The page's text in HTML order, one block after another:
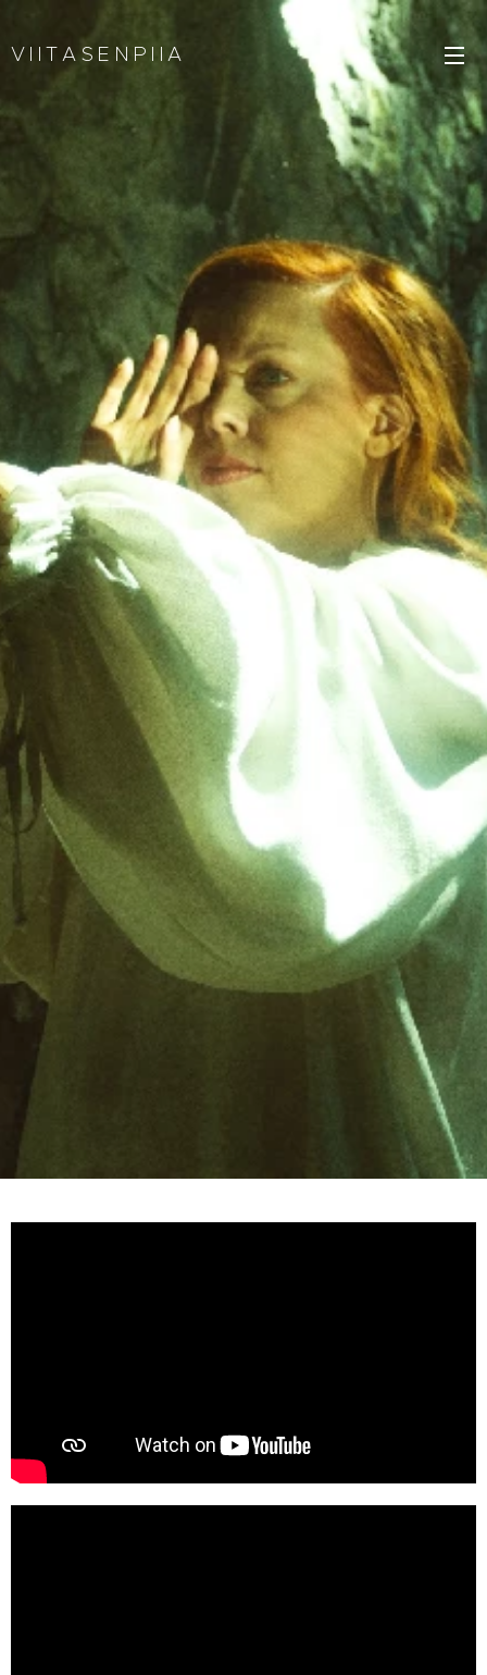
V I I T A S E N P I I A